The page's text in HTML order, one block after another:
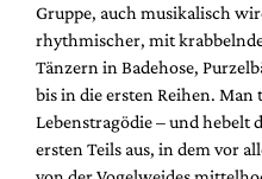
Gruppe, auch musikalisch
rhythmischer, mit
Tänzern in Badehose,
bis in die ersten Reihen. Man
Lebenstragödie – und hebelt
ersten Teils aus, in dem vor